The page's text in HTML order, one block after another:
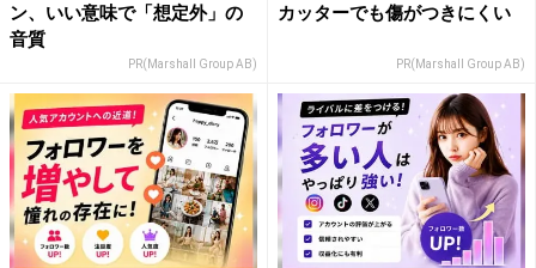
ン、いい意味で「想定外」の
音質
PR(Marshall Group AB)
カッターでも傷がつきにくい
PR(Marshall Group AB)